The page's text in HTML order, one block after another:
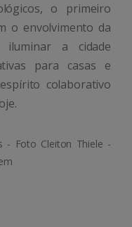
o primeiro
o envolvimento da
iluminar a cidade
para casas e
colaborativo
- Foto Cleiton Thiele -